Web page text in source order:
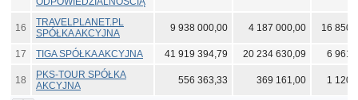
16
TRAVELPLANET.PL
SPÓŁKA AKCYJNA
9 938 000,00 4 187 000,00 16 850
17 TIGA SPÓŁKA AKCYJNA 41 919 394,79 20 234 630,09 6 961
18
PKS-TOUR SPÓŁKA
AKCYJNA
556 363,33 369 161,00 1 120